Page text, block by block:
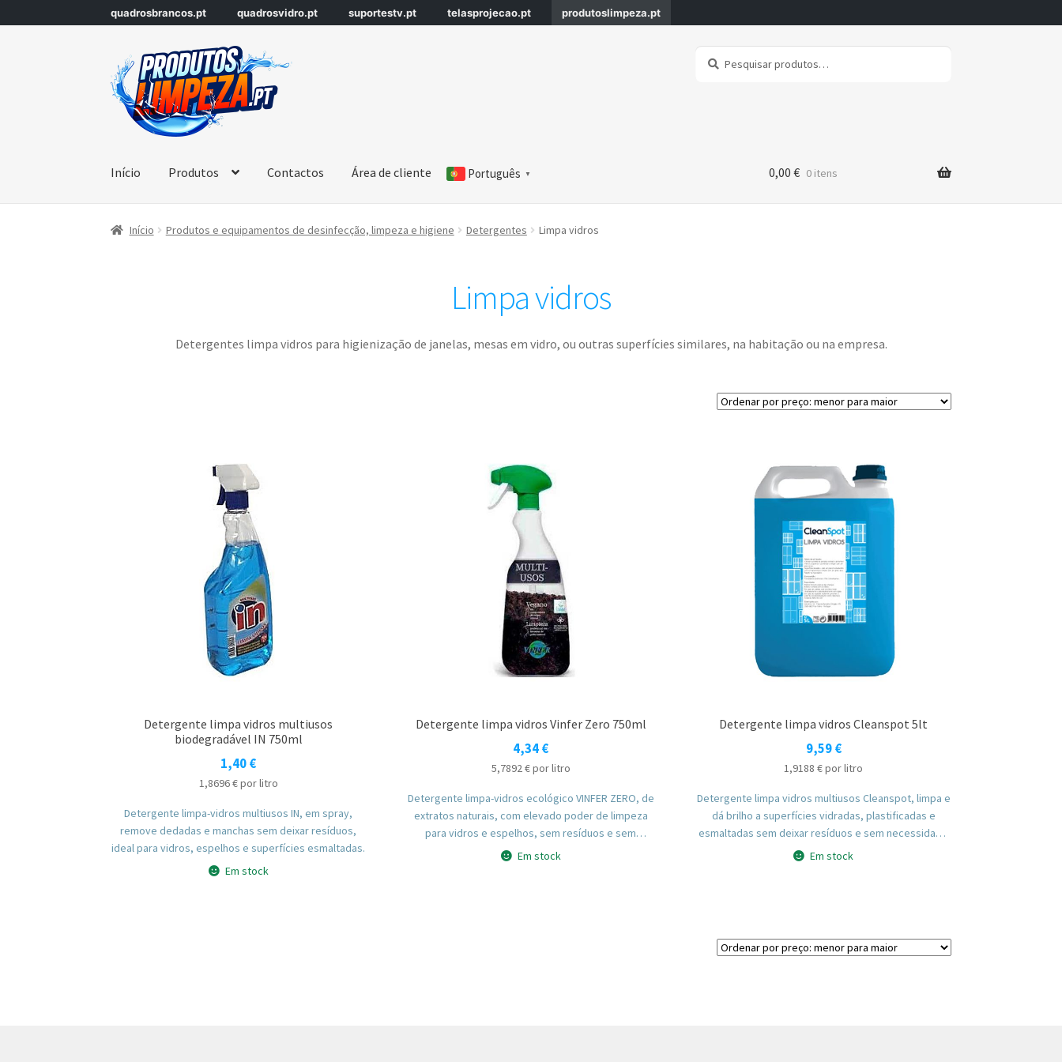
quadrosbrancos.pt quadrosvidro.pt suportestv.pt telasprojecao.pt produtoslimpeza.pt
por:
Início Produtos Contactos Área de cliente Português ▼ 0,00 € 0 itens
Início Produtos e equipamentos de desinfecção, limpeza e higiene Detergentes Limpa vidros
Limpa vidros
Detergentes limpa vidros para higienização de janelas, mesas em vidro, ou outras superfícies similares, na habitação ou na empresa.
Detergente limpa vidros multiusos
biodegradável IN 750ml
1,40€
1,8696€por litro
Detergente limpa-vidros multiusos IN, em spray,
remove dedadas e manchas sem deixar resíduos,
ideal para vidros, espelhos e superfícies esmaltadas.
Em stock
Detergente limpa vidros Vinfer Zero 750ml
4,34€
5,7892€por litro
Detergente limpa-vidros ecológico VINFER ZERO, de
extratos naturais, com elevado poder de limpeza
para vidros e espelhos, sem resíduos e sem
alergénicos.
Em stock
Detergente limpa vidros Cleanspot 5lt
9,59€
1,9188€por litro
Detergente limpa vidros multiusos Cleanspot, limpa e
dá brilho a superfícies vidradas, plastificadas e
esmaltadas sem deixar resíduos e sem necessidade
de enxaguar. Indicado para janelas, espelhos,
Em stock